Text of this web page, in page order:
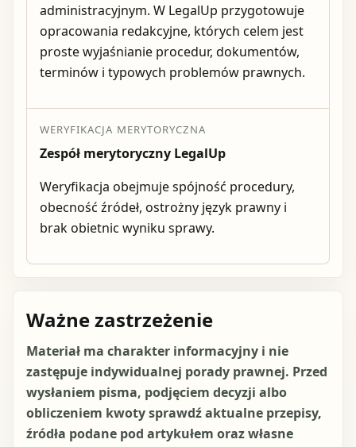
administracyjnym. W LegalUp przygotowuje
opracowania redakcyjne, których celem jest
proste wyjaśnianie procedur, dokumentów,
terminów i typowych problemów prawnych.
WERYFIKACJA MERYTORYCZNA
Zespół merytoryczny LegalUp
Weryfikacja obejmuje spójność procedury,
obecność źródeł, ostrożny język prawny i
brak obietnic wyniku sprawy.
Ważne zastrzeżenie
Materiał ma charakter informacyjny i nie
zastępuje indywidualnej porady prawnej. Przed
wysłaniem pisma, podjęciem decyzji albo
obliczeniem kwoty sprawdź aktualne przepisy,
źródła podane pod artykułem oraz własne